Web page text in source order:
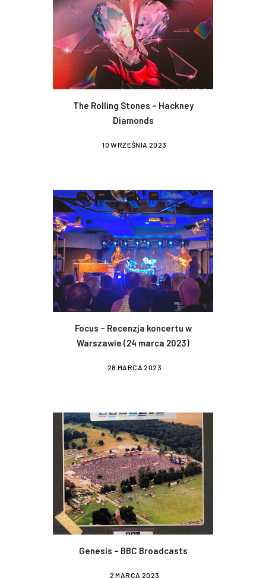
The Rolling Stones – Hackney
Diamonds
10 WRZEŚNIA 2023
Focus – Recenzja koncertu w
Warszawie (24 marca 2023)
28 MARCA 2023
Genesis – BBC Broadcasts
2 MARCA 2023